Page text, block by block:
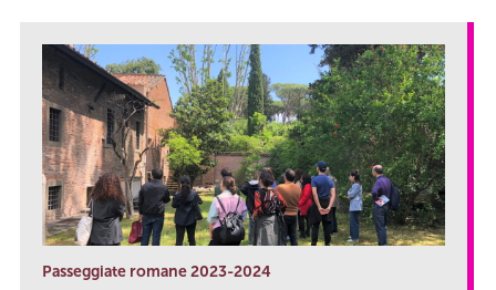
Passeggiate romane 2023-2024